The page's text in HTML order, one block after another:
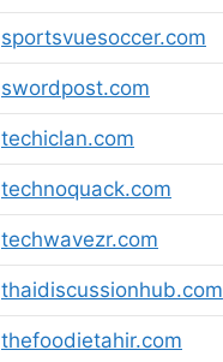
sportsvuesoccer.com
swordpost.com
techiclan.com
technoquack.com
techwavezr.com
thaidiscussionhub.com
thefoodietahir.com